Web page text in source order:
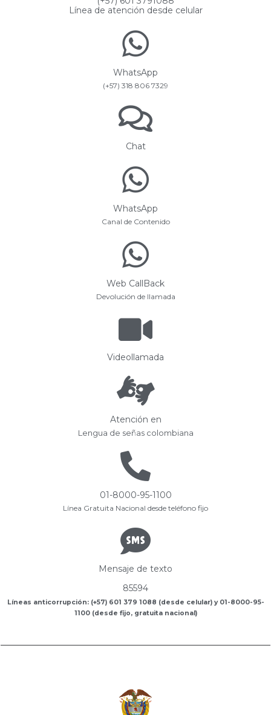
Línea de atención desde celular
WhatsApp
(+57) 318 806 7329
Chat
WhatsApp
Canal de Contenido
Web CallBack
Devolución de llamada
Videollamada
Atención en
Lengua de señas colombiana
01-8000-95-1100
Línea Gratuita Nacional desde teléfono fijo
Mensaje de texto
85594
Líneas anticorrupción: (+57) 601 379 1088 (desde celular) y 01-8000-95-
1100 (desde fijo, gratuita nacional)